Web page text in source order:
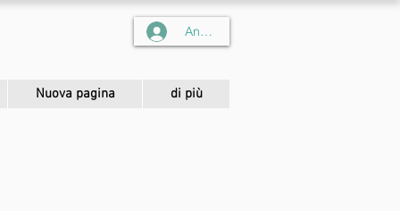
Anmelden
Nuova pagina di più